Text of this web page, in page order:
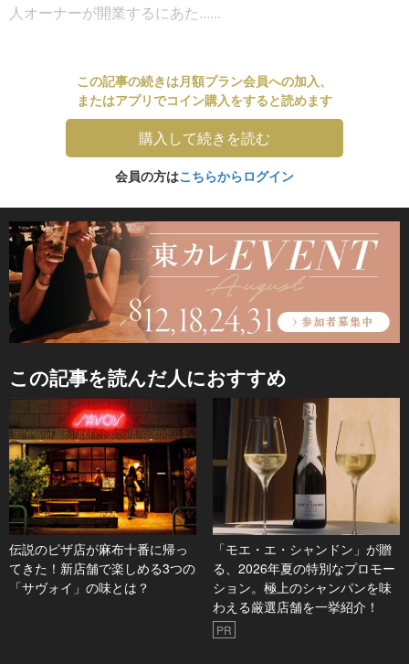
人オーナーが開業するにあた......
この記事の続きは月額プラン会員への加入、
またはアプリでコイン購入をすると読めます
購入して続きを読む
会員の方はこちらからログイン
この記事を読んだ人におすすめ
伝説のピザ店が麻布十番に帰っ
てきた！新店舗で楽しめる3つの
「サヴォイ」の味とは？
「モエ・エ・シャンドン」が贈
る、2026年夏の特別なプロモー
ション。極上のシャンパンを味
わえる厳選店舗を一挙紹介！
PR